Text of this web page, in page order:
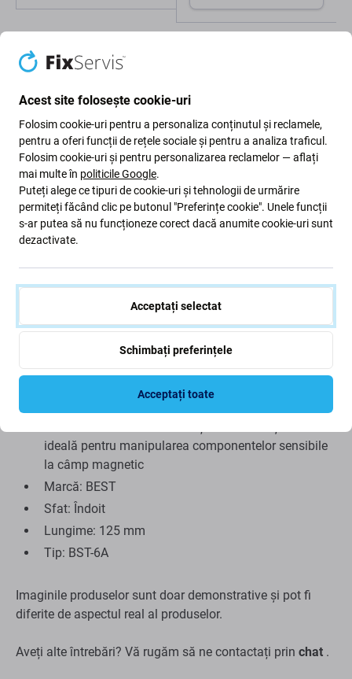
Descriere și specificații Livrare și retururi Recenzii (3)
Pensetă metalică cu vârf îndoit (125
Pensetă precisă din oțel inoxidabil cu vârf îndoit.
Fabricată dintr-un material care conferă pensetei
proprietăți unice, cum ar fi rezistență absolută la
Materialul este antimagnetic și antistatic.
ideală pentru manipularea componentelor sensibile
la câmp magnetic
Marcă: BEST
Sfat: Îndoit
Lungime: 125 mm
Tip: BST-6A
Imaginile produselor sunt doar demonstrative și pot fi
diferite de aspectul real al produselor.
Aveți alte întrebări? Vă rugăm să ne contactați prin chat .
Acest site folosește cookie-uri
Folosim cookie-uri pentru a personaliza conținutul și reclamele,
pentru a oferi funcții de rețele sociale și pentru a analiza traficul.
Folosim cookie-uri și pentru personalizarea reclamelor — aflați
mai multe în politicile Google.
Puteți alege ce tipuri de cookie-uri și tehnologii de urmărire
permiteți făcând clic pe butonul "Preferințe cookie". Unele funcții
s-ar putea să nu funcționeze corect dacă anumite cookie-uri sunt
dezactivate.
Acceptați selectat
Schimbați preferințele
Acceptați toate